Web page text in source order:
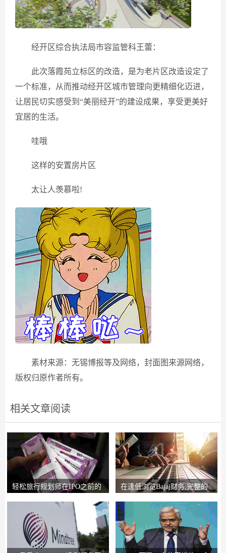
经开区综合执法局市容监管科王蕾：
此次落霞苑立标区的改造，是为老片区改造设定了
一个标准，从而推动经开区城市管理向更精细化迈进，
让居民切实感受到“美丽经开”的建设成果，享受更美好
宜居的生活。
哇哦
这样的安置房片区
太让人羡慕啦!
素材来源：无锡博报等及网络，封面图来源网络，
版权归原作者所有。
相关文章阅读
轻松旅行规划师在IPO之前的
在逢低浏览Bajaj财务;完整的